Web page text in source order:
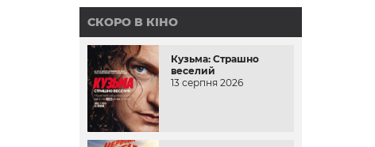
СКОРО В КІНО
Кузьма: Страшно
веселий
13 серпня 2026